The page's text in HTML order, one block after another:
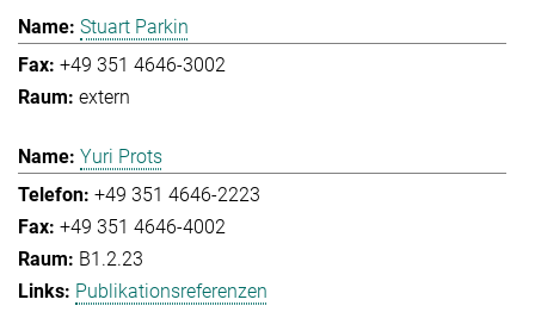
Stuart Parkin
+49 351 4646-3002
extern
Yuri Prots
+49 351 4646-2223
+49 351 4646-4002
B1.2.23
Publikationsreferenzen